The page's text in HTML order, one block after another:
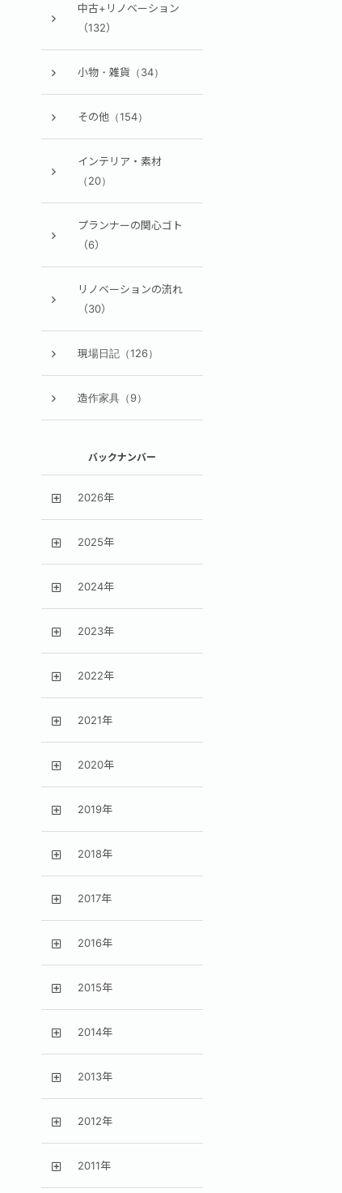
中古+リノベーション
（132）
小物・雑貨（34）
その他（154）
インテリア・素材
（20）
プランナーの関心ゴト
（6）
リノベーションの流れ
（30）
現場日記（126）
造作家具（9）
バックナンバー
2026年
2025年
2024年
2023年
2022年
2021年
2020年
2019年
2018年
2017年
2016年
2015年
2014年
2013年
2012年
2011年